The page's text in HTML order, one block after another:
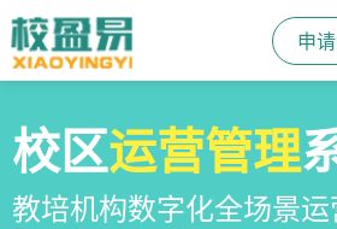
申
全场景招生方
全场景招生方案+产品矩
教培机构小程
一部手机链接机构、学员
校区运营管理
教培机构数字化全场景运